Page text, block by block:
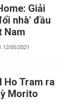
Giải
nhà' đầu
Nam
12/05/2021
Ho Tram ra
Morito